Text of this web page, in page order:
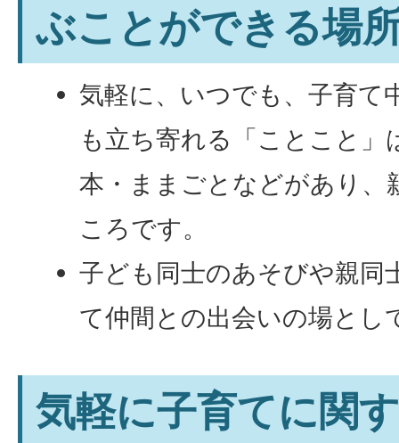
ぶことができる場
気軽に、いつでも、子育て
も立ち寄れる「ことこと」
本・ままごとなどがあり、
ころです。
子ども同士のあそびや親同
て仲間との出会いの場とし
気軽に子育てに関